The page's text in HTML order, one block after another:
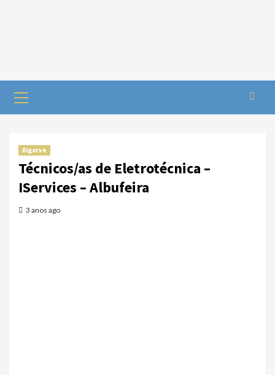
Algarve
Técnicos/as de Eletrotécnica –
IServices – Albufeira
3 anos ago